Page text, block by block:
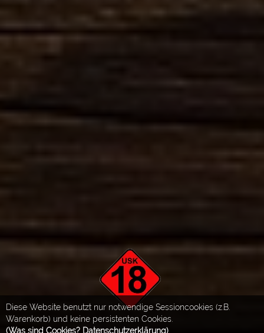
Diese Website benutzt nur notwendige Sessioncookies (z.B.
Warenkorb) und keine persistenten Cookies.
(Was sind Cookies? Datenschutzerklärung)